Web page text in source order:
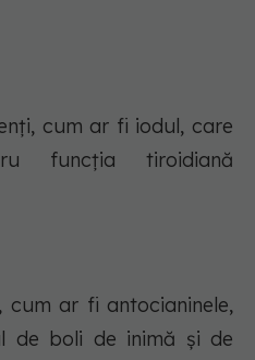
cum ar fi iodul, care
funcția tiroidiană
cum ar fi antocianinele,
de boli de inimă și de